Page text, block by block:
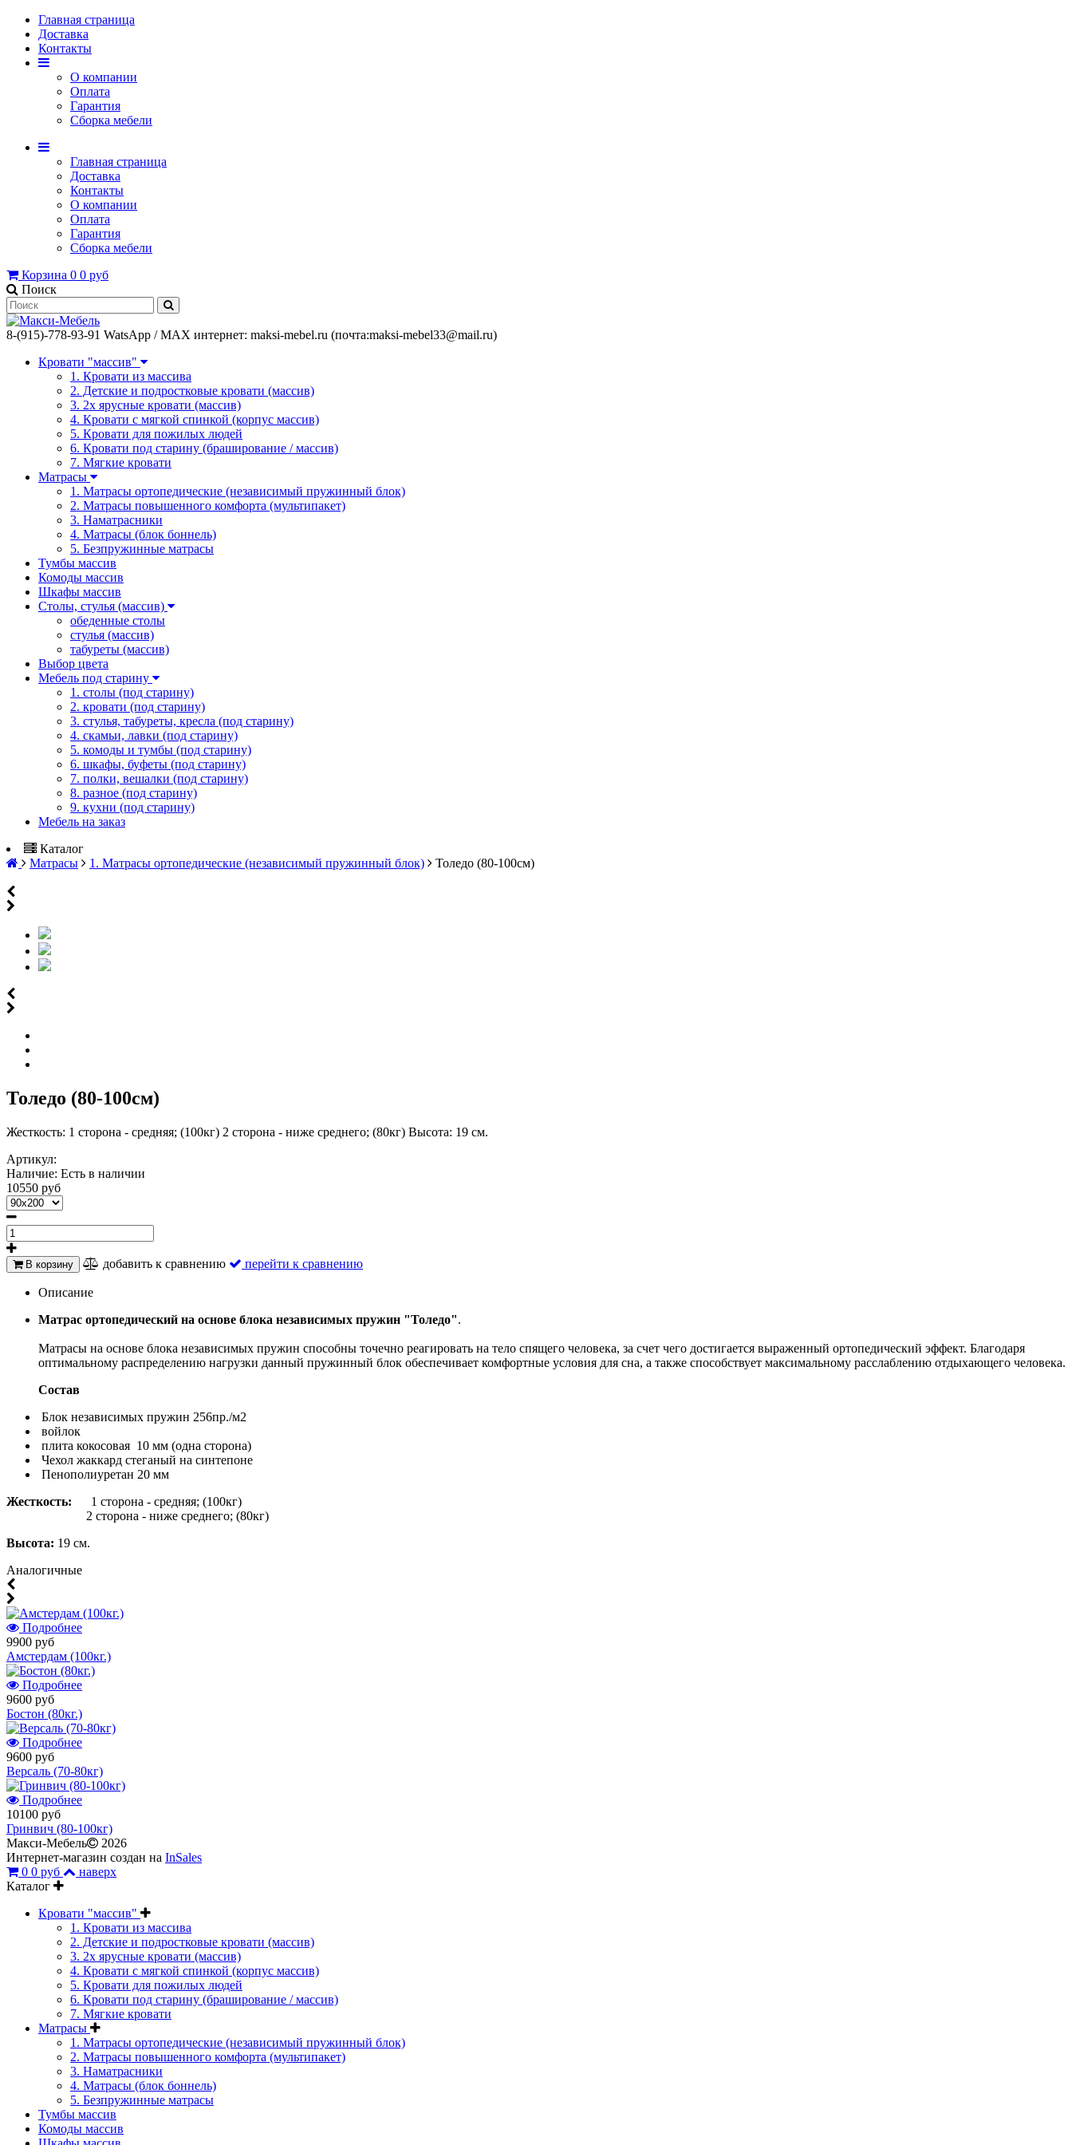
Главная страница
Доставка
Контакты
О компании
Оплата
Гарантия
Сборка мебели
Главная страница
Доставка
Контакты
О компании
Оплата
Гарантия
Сборка мебели
Корзина 0 0 руб
Поиск
8-(915)-778-93-91 WatsАpp / МАХ интернет: maksi-mebel.ru (почта:maksi-mebel33@mail.ru)
Кровати "массив"
1. Кровати из массива
2. Детские и подростковые кровати (массив)
3. 2х ярусные кровати (массив)
4. Кровати с мягкой спинкой (корпус массив)
5. Кровати для пожилых людей
6. Кровати под старину (браширование / массив)
7. Мягкие кровати
Матрасы
1. Матрасы ортопедические (независимый пружинный блок)
2. Матрасы повышенного комфорта (мультипакет)
3. Наматрасники
4. Матрасы (блок боннель)
5. Безпружинные матрасы
Тумбы массив
Комоды массив
Шкафы массив
Столы, стулья (массив)
обеденные столы
стулья (массив)
табуреты (массив)
Выбор цвета
Мебель под старину
1. столы (под старину)
2. кровати (под старину)
3. стулья, табуреты, кресла (под старину)
4. скамьи, лавки (под старину)
5. комоды и тумбы (под старину)
6. шкафы, буфеты (под старину)
7. полки, вешалки (под старину)
8. разное (под старину)
9. кухни (под старину)
Мебель на заказ
Каталог
Матрасы
1. Матрасы ортопедические (независимый пружинный блок) Толедо (80-100см)
Толедо (80-100см)
Жесткость: 1 сторона - средняя; (100кг) 2 сторона - ниже среднего; (80кг) Высота: 19 см.
Артикул:
Наличие: Есть в наличии
10550 руб
В корзину добавить к сравнению перейти к сравнению
Описание
Матрас ортопедический на основе блока независимых пружин "Толедо".
Матрасы на основе блока независимых пружин способны точечно реагировать на тело спящего человека, за счет чего достигается выраженный ортопедический эффект. Благодаря
оптимальному распределению нагрузки данный пружинный блок обеспечивает комфортные условия для сна, а также способствует максимальному расслаблению отдыхающего человека.
Состав
Блок независимых пружин 256пр./м2
войлок
плита кокосовая 10 мм (одна сторона)
Чехол жаккард стеганый на синтепоне
Пенополиуретан 20 мм
Жесткость: 1 сторона - средняя; (100кг)
2 сторона - ниже среднего; (80кг)
Высота: 19 см.
Аналогичные
Подробнее
9900 руб
Амстердам (100кг.)
Подробнее
9600 руб
Бостон (80кг.)
Подробнее
9600 руб
Версаль (70-80кг)
Подробнее
10100 руб
Гринвич (80-100кг)
Макси-Мебель
2026
Интернет-магазин создан на InSales
0 0 руб
наверх
Каталог
Кровати "массив"
1. Кровати из массива
2. Детские и подростковые кровати (массив)
3. 2х ярусные кровати (массив)
4. Кровати с мягкой спинкой (корпус массив)
5. Кровати для пожилых людей
6. Кровати под старину (браширование / массив)
7. Мягкие кровати
Матрасы
1. Матрасы ортопедические (независимый пружинный блок)
2. Матрасы повышенного комфорта (мультипакет)
3. Наматрасники
4. Матрасы (блок боннель)
5. Безпружинные матрасы
Тумбы массив
Комоды массив